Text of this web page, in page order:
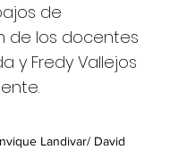
de
de los docentes
y Fredy Vallejos
Landivar/ David